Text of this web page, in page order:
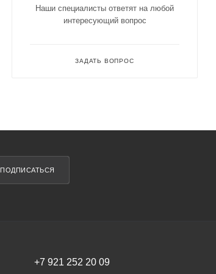
Наши специалисты ответят на любой
интересующий вопрос
ЗАДАТЬ ВОПРОС
ПОДПИСАТЬСЯ
+7 921 252 20 09